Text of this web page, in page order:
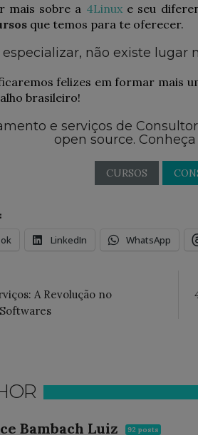
mais sobre a 4Linuxe seu
que temos para te oferecer.
especializar, não existe lugar
felizes em formar mais
brasileiro!
e serviços de
open source.
CURSOS
LinkedIn WhatsApp
A Revolução no
Bambach Luiz 92 posts